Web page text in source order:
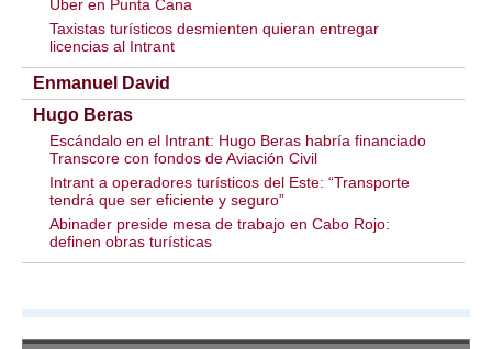
Uber en Punta Cana
Taxistas turísticos desmienten quieran entregar
licencias al Intrant
Enmanuel David
Hugo Beras
Escándalo en el Intrant: Hugo Beras habría financiado
Transcore con fondos de Aviación Civil
Intrant a operadores turísticos del Este: “Transporte
tendrá que ser eficiente y seguro”
Abinader preside mesa de trabajo en Cabo Rojo:
definen obras turísticas